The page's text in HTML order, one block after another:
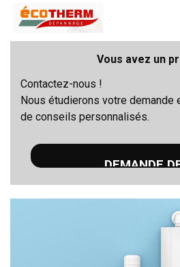
Vous avez un
Contactez-nous !
Nous étudierons votre demande
de conseils personnalisés.
DEMANDE